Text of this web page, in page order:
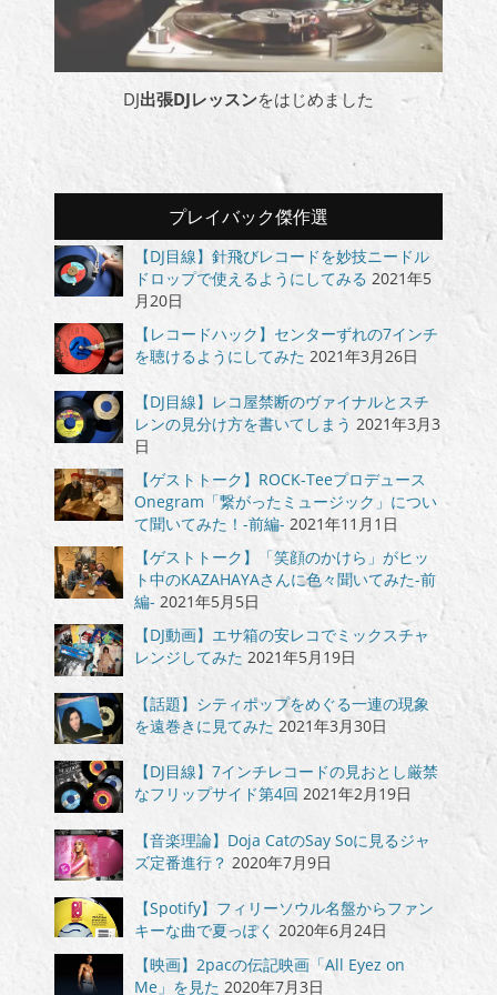
DJ出張DJレッスンをはじめました
プレイバック傑作選
【DJ目線】針飛びレコードを妙技ニードル
ドロップで使えるようにしてみる 2021年5
月20日
【レコードハック】センターずれの7インチ
を聴けるようにしてみた 2021年3月26日
【DJ目線】レコ屋禁断のヴァイナルとスチ
レンの見分け方を書いてしまう 2021年3月3
日
【ゲストトーク】ROCK-Teeプロデュース
Onegram「繋がったミュージック」につい
て聞いてみた！-前編- 2021年11月1日
【ゲストトーク】「笑顔のかけら」がヒッ
ト中のKAZAHAYAさんに色々聞いてみた-前
編- 2021年5月5日
【DJ動画】エサ箱の安レコでミックスチャ
レンジしてみた 2021年5月19日
【話題】シティポップをめぐる一連の現象
を遠巻きに見てみた 2021年3月30日
【DJ目線】7インチレコードの見おとし厳禁
なフリップサイド第4回 2021年2月19日
【音楽理論】Doja CatのSay Soに見るジャ
ズ定番進行？ 2020年7月9日
【Spotify】フィリーソウル名盤からファン
キーな曲で夏っぽく 2020年6月24日
【映画】2pacの伝記映画「All Eyez on
Me」を見た 2020年7月3日